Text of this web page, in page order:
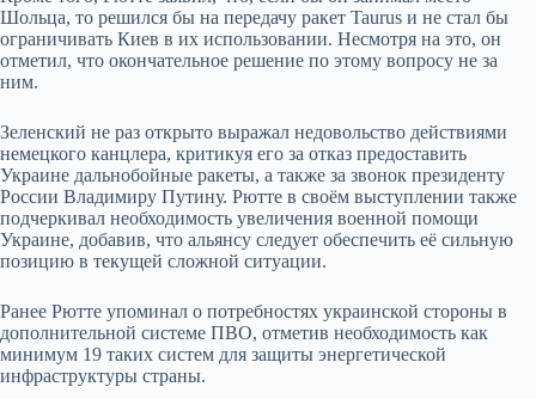
Шольца, то решился бы на передачу ракет Taurus и не стал бы
ограничивать Киев в их использовании. Несмотря на это, он
отметил, что окончательное решение по этому вопросу не за
ним.
Зеленский не раз открыто выражал недовольство действиями
немецкого канцлера, критикуя его за отказ предоставить
Украине дальнобойные ракеты, а также за звонок президенту
России Владимиру Путину. Рютте в своём выступлении также
подчеркивал необходимость увеличения военной помощи
Украине, добавив, что альянсу следует обеспечить её сильную
позицию в текущей сложной ситуации.
Ранее Рютте упоминал о потребностях украинской стороны в
дополнительной системе ПВО, отметив необходимость как
минимум 19 таких систем для защиты энергетической
инфраструктуры страны.